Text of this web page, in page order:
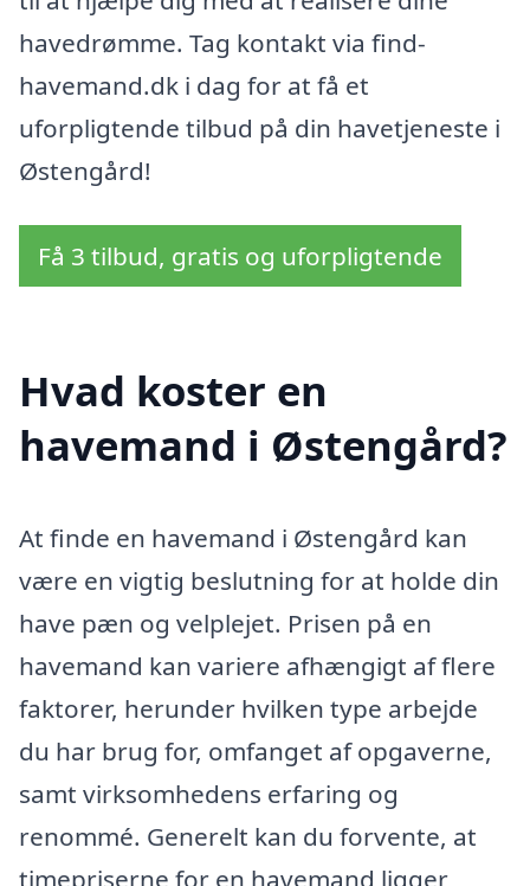
havedrømme. Tag kontakt via find-
havemand.dk i dag for at få et
uforpligtende tilbud på din havetjeneste i
Østengård!
Få 3 tilbud, gratis og uforpligtende
Hvad koster en
havemand i Østengård?
At finde en havemand i Østengård kan
være en vigtig beslutning for at holde din
have pæn og velplejet. Prisen på en
havemand kan variere afhængigt af flere
faktorer, herunder hvilken type arbejde
du har brug for, omfanget af opgaverne,
samt virksomhedens erfaring og
renommé. Generelt kan du forvente, at
timepriserne for en havemand ligger